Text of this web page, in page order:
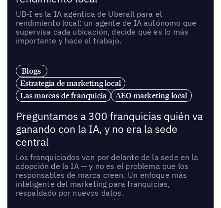
UB-I es la IA agéntica de Uberall para el
rendimiento local: un agente de IA autónomo que
supervisa cada ubicación, decide qué es lo más
importante y hace el trabajo.
Blogs
Estrategia de marketing local
Las marcas de franquicia
AEO marketing local
Preguntamos a 300 franquicias quién va
ganando con la IA, y no era la sede
central
Los franquiciados van por delante de la sede en la
adopción de la IA — y no es el problema que los
responsables de marca creen. Un enfoque más
inteligente del marketing para franquicias,
respaldado por nuevos datos.